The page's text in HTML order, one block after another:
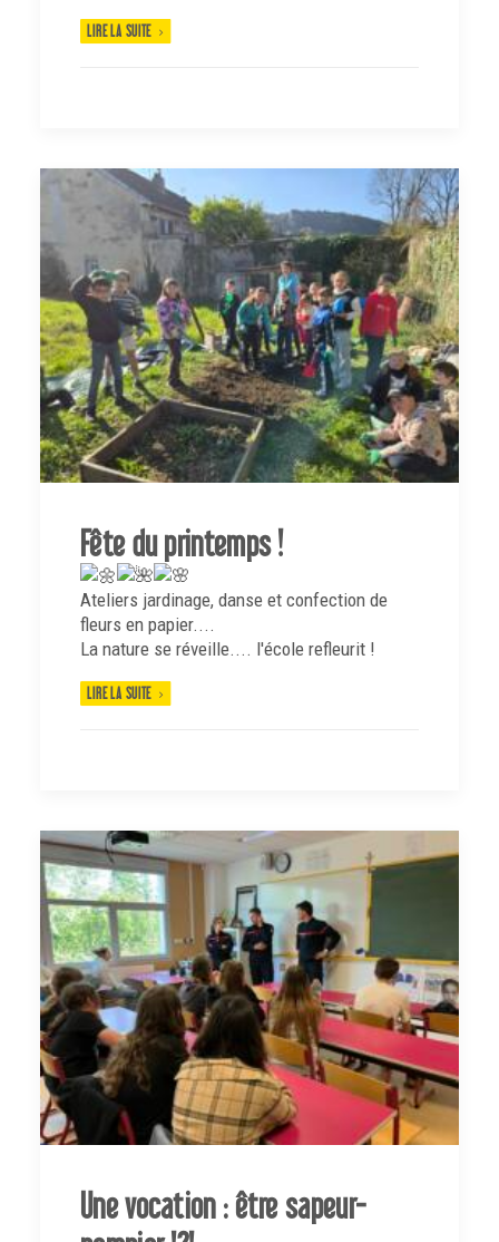
LIRE LA SUITE
Fête du printemps !
Ateliers jardinage, danse et confection de
fleurs en papier....
La nature se réveille.... l'école refleurit !
LIRE LA SUITE
Une vocation : être sapeur-